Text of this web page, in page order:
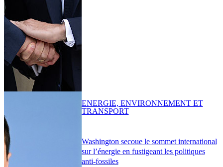
Washington secoue le sommet international
sur l’énergie en fustigeant les politiques
anti-fossiles
ENERGIE, ENVIRONNEMENT ET
TRANSPORT